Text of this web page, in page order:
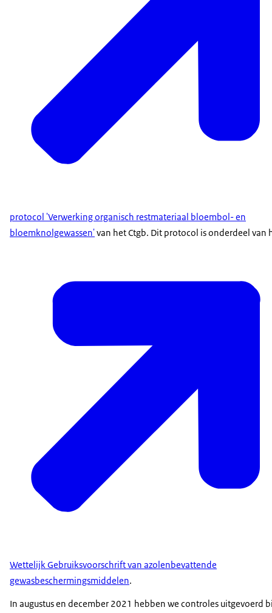
protocol 'Verwerking organisch restmateriaal bloembol- en
bloemknolgewassen'van het Ctgb. Dit protocol is onderdeel van
Wettelijk Gebruiksvoorschrift van azolenbevattende
gewasbeschermingsmiddelen.
In augustus en december 2021 hebben we controles uitgevoerd